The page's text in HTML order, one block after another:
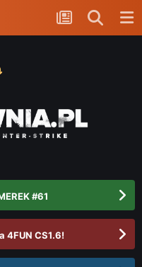
#61
4FUN CS1.6!